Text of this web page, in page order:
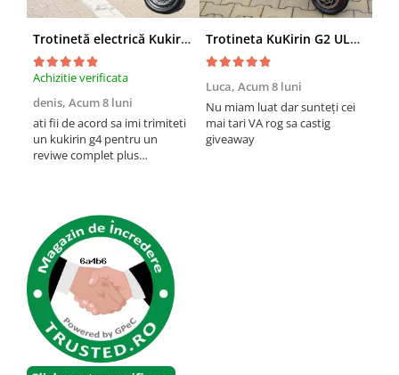
Trotinetă electrică Kukirin G4 (2026) motor 2000 W, viteză maximă 70 km/h, baterie cu litiu 60 V 20 Ah, anvelope de 11 inchi
Achizitie verificata
denis, Acum 8 luni
ati fii de acord sa imi trimiteti
un kukirin g4 pentru un
reviwe complet plus
Trotineta KuKirin G2 ULTRA (2026), 2 Motoare, 48v 18ah, Viteza 55 km/h, 1.600w, NEGRU+PORTOCALIU
Luca, Acum 8 luni
Nu miam luat dar sunteți cei
mai tari VA rog sa castig
giveaway